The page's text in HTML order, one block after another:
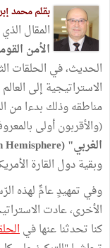
بقلم محمد
المقال
الأمن
الحديث، في الحلقات
الاستراتيجية إلى
مناطقه وذلك بدءا من
(والأقربون أولى
الغربي" (Western Hemisphere)
وبقية دول القارة
وفي تمهيدٍ عامٍّ لهذه
الأخرى، عادت
كنا تحدثنا عنها في